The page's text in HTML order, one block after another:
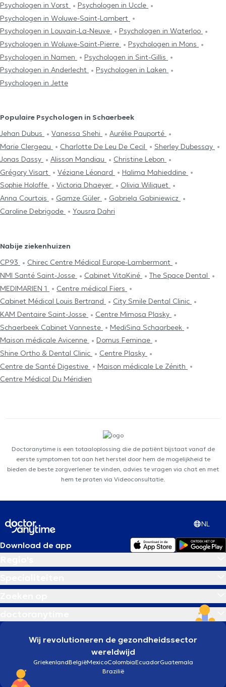
Psychologen in Vorst
Psychologen in Uccle
Psychologen in Woluwe-Saint-Lambert
Psychologen in Louvain-La-Neuve
Psychologen in Waterloo
Psychologen in Woluwe-Saint-Pierre
Psychologen in Mons
Psychologen in Namen
Psychologen in Sint-Gillis
Psychologen in Anderlecht
Psychologen in Laken
Psychologen in Jette
Populaire Psychologen in Schaerbeek
Jehan Dubus
Vanessa Shehi
Aurélie Pauporté
Marie Clergeau
Charlotte De Leu De Cecil
Sherley Dubessay
Jonas Dassy
Alisson Mandiau
Christine Lebon
Grégory Visart
Véziane Léonard
Halima Mahieddine
Sophie Holoffe
Victoria Dhaeyer
Olivia Wiliquet
Anna Courtois
Gamze Güler
Gabriela Gabiniewicz
Caroline Debrigode
Yousra Dahri
Nabije ziekenhuizen
CP93
Chirec Centre Médical Europe-Lambermont
NMI Santé Saint-Josse
Cabinet VitaKiné
The Space Dental
MEDIMARIEN 1
Centre médical Fiers
Cabinet Médical Louis Bertrand
City Smile Dental Clinic
KAM Dentaire Saint-Josse
Centre Mimosa Plasky
Schaerbeek Cabinet Vanneste
MediSina Schaarbeek
Maison médicale Avicenne
Domus Feminae
Shine Ortho & Dental Clinic
Centre Plasky
Centre de Santé Digestive
Maison médicale Le Zénith
Centre Médical Du Méridien
Doctoranytime is een totaaloplossing die de patiënt bijstaat vanaf de
eerste symptomen tot aan het herstel door hem de mogelijkheid te
bieden de beste zorgverlener te vinden, advies te vragen via chat en met
hem te praten via Videoconsultatie.
NL
Download de app
Wij revolutioneren de gezondheidssector
wereldwijd
GriekenlandBelgiëMexicoColombiaEcuadorGuatemala
Brazilië